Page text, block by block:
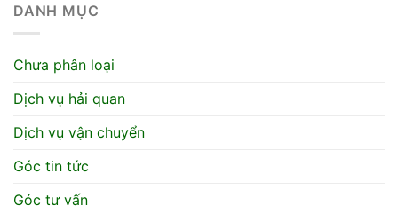
DANH MỤC
Chưa phân loại
Dịch vụ hải quan
Dịch vụ vận chuyển
Góc tin tức
Góc tư vấn